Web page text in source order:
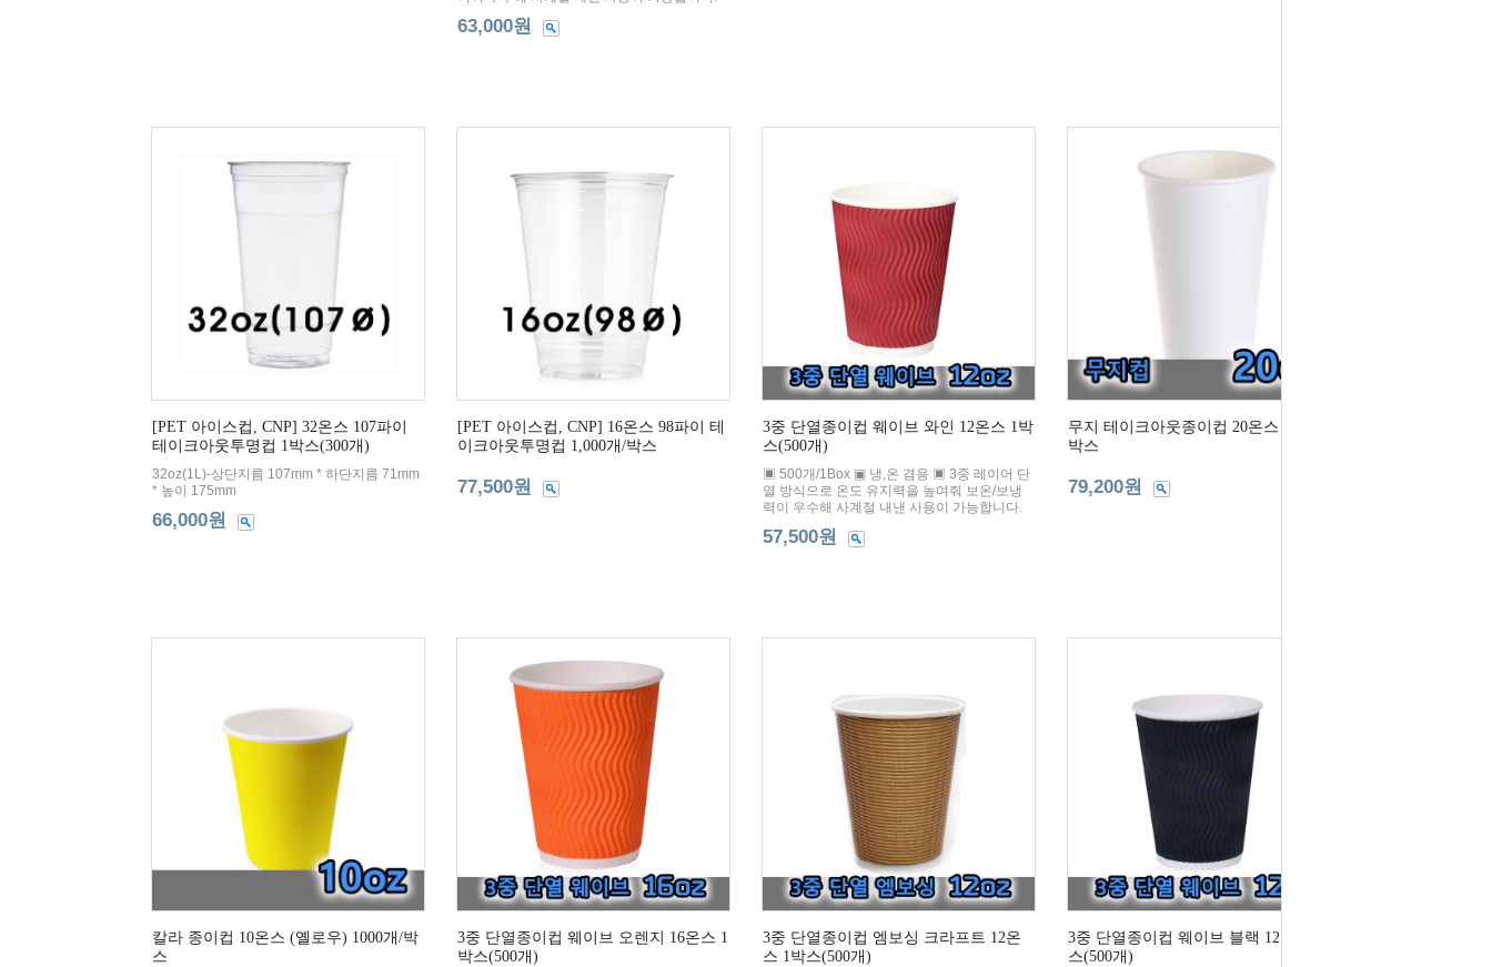
63,000원
[PET 아이스컵, CNP] 32온스 107파이
테이크아웃투명컵 1박스(300개)
32oz(1L)-상단지름 107mm * 하단지름 71mm
* 높이 175mm
66,000원
[PET 아이스컵, CNP] 16온스 98파이 테
이크아웃투명컵 1,000개/박스
77,500원
3중 단열종이컵 웨이브 와인 12온스 1박
스(500개)
▣ 500개/1Box ▣ 냉,온 겸용 ▣ 3중 레이어 단
열 방식으로 온도 유지력을 높여줘 보온/보냉
력이 우수해 사계절 내낸 사용이 가능합니다.
57,500원
무지 테이크아웃종이컵 20온스 1000개/
박스
79,200원
칼라 종이컵 10온스 (옐로우) 1000개/박
스
3중 단열종이컵 웨이브 오렌지 16온스 1
박스(500개)
3중 단열종이컵 엠보싱 크라프트 12온
스 1박스(500개)
3중 단열종이컵 웨이브 블랙 12온스 1박
스(500개)